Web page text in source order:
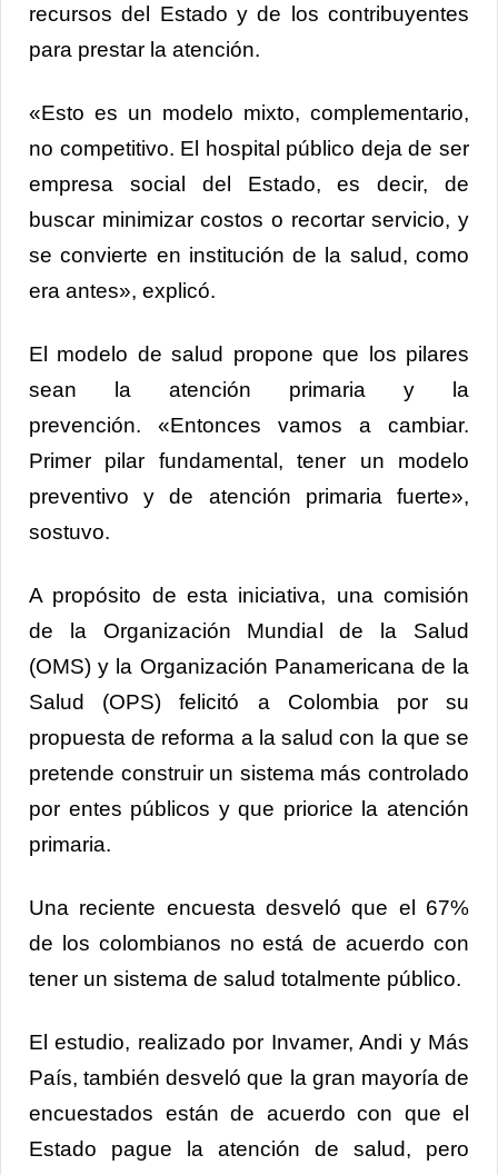
recursos del Estado y de los contribuyentes
para prestar la atención.
«Esto es un modelo mixto, complementario,
no competitivo. El hospital público deja de ser
empresa social del Estado, es decir, de
buscar minimizar costos o recortar servicio, y
se convierte en institución de la salud, como
era antes», explicó.
El modelo de salud propone que los pilares
sean la atención primaria y la
prevención. «Entonces vamos a cambiar.
Primer pilar fundamental, tener un modelo
preventivo y de atención primaria fuerte»,
sostuvo.
A propósito de esta iniciativa, una comisión
de la Organización Mundial de la Salud
(OMS) y la Organización Panamericana de la
Salud (OPS) felicitó a Colombia por su
propuesta de reforma a la salud con la que se
pretende construir un sistema más controlado
por entes públicos y que priorice la atención
primaria.
Una reciente encuesta desveló que el 67%
de los colombianos no está de acuerdo con
tener un sistema de salud totalmente público.
El estudio, realizado por Invamer, Andi y Más
País, también desveló que la gran mayoría de
encuestados están de acuerdo con que el
Estado pague la atención de salud, pero